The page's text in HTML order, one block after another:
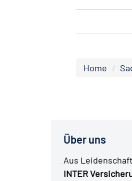
Home
Über uns
Aus
INTER